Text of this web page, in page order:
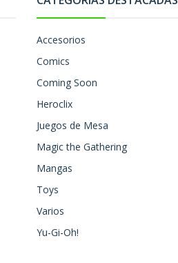
Accesorios
Comics
Coming Soon
Heroclix
Juegos de Mesa
Magic the Gathering
Mangas
Toys
Varios
Yu-Gi-Oh!